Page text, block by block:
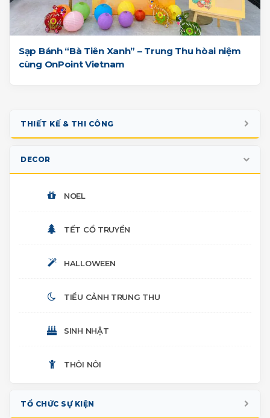
Sạp Bánh “Bà Tiên Xanh” – Trung Thu hòai niệm
cùng OnPoint Vietnam
THIẾT KẾ & THI CÔNG
PHOTO BOOTH CHECK-IN
NHIỀU HẠNG MỤC
DECOR
NOEL
TẾT CỔ TRUYỀN
HALLOWEEN
TIỂU CẢNH TRUNG THU
SINH NHẬT
THÔI NÔI
TỔ CHỨC SỰ KIỆN